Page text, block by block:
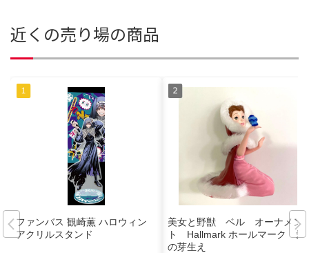
近くの売り場の商品
ファンバス 観崎薫 ハロウィン
アクリルスタンド
美女と野獣 ベル オーナメン
ト Hallmark ホールマーク 愛
の芽生え